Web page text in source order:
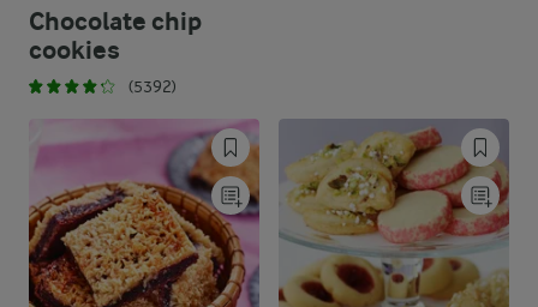
Chocolate chip
cookies
(5392)